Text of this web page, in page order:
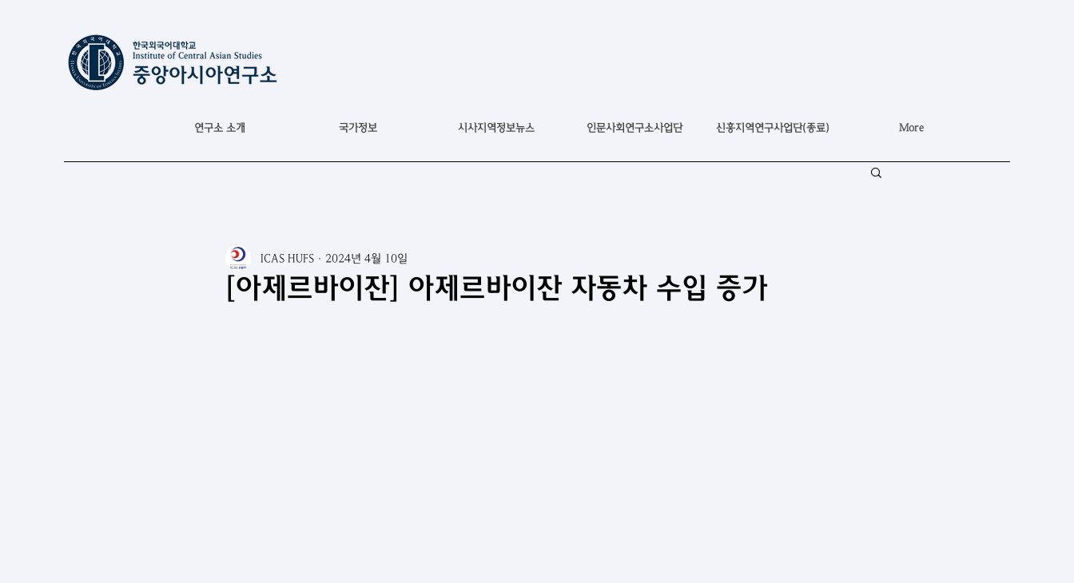
연구소 소개 국가정보 시사지역정보뉴스 인문사회연구소사업단 신흥지역연구사업단(종료) More
[아제르바이잔] 아제르바이잔 자동차 수입 증가
ICAS HUFS 2024년 4월 10일